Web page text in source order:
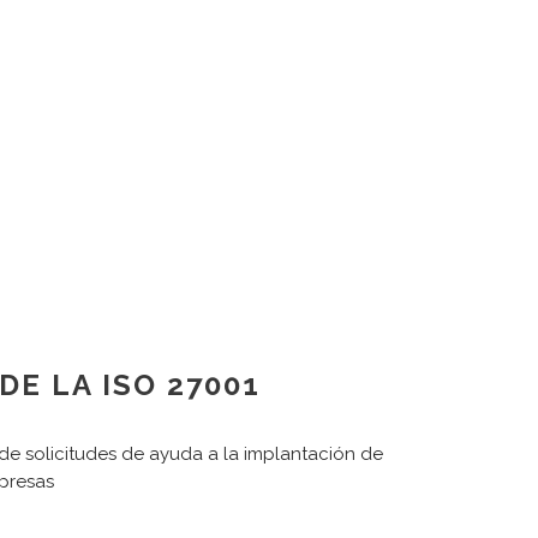
LA ISO 27001
solicitudes de ayuda a la implantación de